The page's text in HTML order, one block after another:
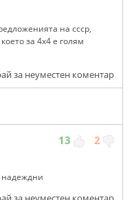
на ссср,
за 4х4 е голям
за неуместен коментар
13 2
надеждни